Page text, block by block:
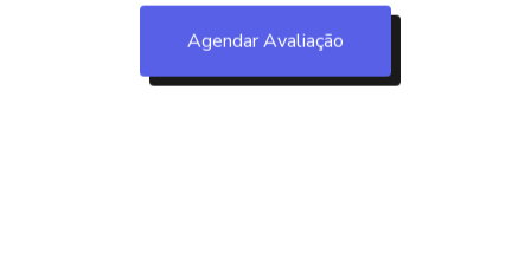
Agendar Avaliação